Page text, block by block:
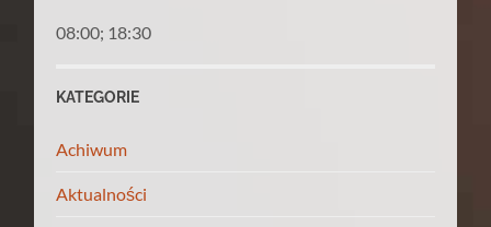
08:00; 18:30
KATEGORIE
Achiwum
Aktualności